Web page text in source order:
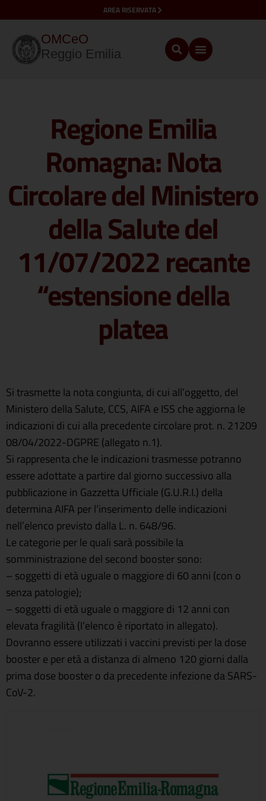
AREA RISERVATA
OMCeO
Reggio Emilia
Regione Emilia
Romagna: Nota
Circolare del Ministero
della Salute del
11/07/2022 recante
“estensione della
platea
Si trasmette la nota congiunta, di cui all’oggetto, del
Ministero della Salute, CCS, AIFA e ISS che aggiorna le
indicazioni di cui alla precedente circolare prot. n. 21209
08/04/2022-DGPRE (allegato n.1).
Si rappresenta che le indicazioni trasmesse potranno
essere adottate a partire dal giorno successivo alla
pubblicazione in Gazzetta Ufficiale (G.U.R.I.) della
determina AIFA per l’inserimento delle indicazioni
nell’elenco previsto dalla L. n. 648/96.
Le categorie per le quali sarà possibile la
somministrazione del second booster sono:
– soggetti di età uguale o maggiore di 60 anni (con o
senza patologie);
– soggetti di età uguale o maggiore di 12 anni con
elevata fragilità (l’elenco è riportato in allegato).
Dovranno essere utilizzati i vaccini previsti per la dose
booster e per età a distanza di almeno 120 giorni dalla
prima dose booster o da precedente infezione da SARS-
CoV-2.